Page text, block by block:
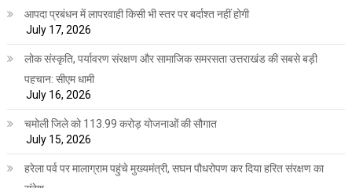
आपदा प्रबंधन में लापरवाही किसी भी स्तर पर बर्दाश्त नहीं होगी
July 17, 2026
लोक संस्कृति, पर्यावरण संरक्षण और सामाजिक समरसता उत्तराखंड की सबसे बड़ी
पहचान: सीएम धामी
July 16, 2026
चमोली जिले को 113.99 करोड़ योजनाओं की सौगात
July 15, 2026
हरेला पर्व पर मालाग्राम पहुंचे मुख्यमंत्री, सघन पौधरोपण कर दिया हरित संरक्षण का